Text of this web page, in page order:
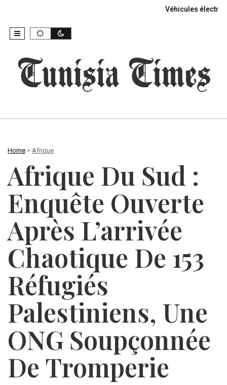
Véhicules
Home > Afrique
Afrique Du Sud :
Enquête Ouverte
Après L’arrivée
Chaotique De 153
Réfugiés
Palestiniens, Une
ONG Soupçonnée
De Tromperie